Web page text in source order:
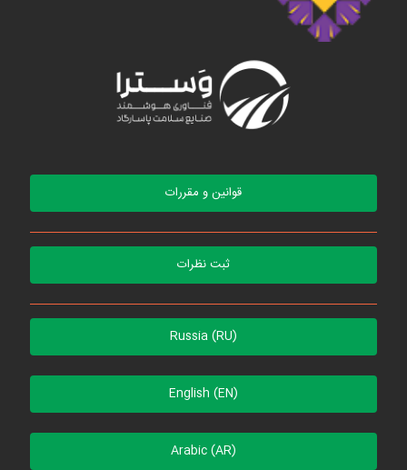
قوانین و مقررات
ثبت نظرات
Russia (RU)
English (EN)
Arabic (AR)